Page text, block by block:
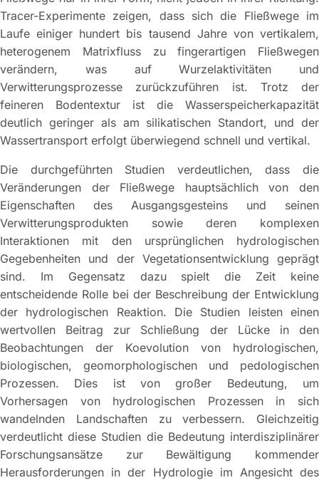
Tracer-Experimente zeigen, dass sich die Fließwege im
Laufe einiger hundert bis tausend Jahre von vertikalem,
heterogenem Matrixfluss zu fingerartigen Fließwegen
verändern, was auf Wurzelaktivitäten und
Verwitterungsprozesse zurückzuführen ist. Trotz der
feineren Bodentextur ist die Wasserspeicherkapazität
deutlich geringer als am silikatischen Standort, und der
Wassertransport erfolgt überwiegend schnell und vertikal.
Die durchgeführten Studien verdeutlichen, dass die
Veränderungen der Fließwege hauptsächlich von den
Eigenschaften des Ausgangsgesteins und seinen
Verwitterungsprodukten sowie deren komplexen
Interaktionen mit den ursprünglichen hydrologischen
Gegebenheiten und der Vegetationsentwicklung geprägt
sind. Im Gegensatz dazu spielt die Zeit keine
entscheidende Rolle bei der Beschreibung der Entwicklung
der hydrologischen Reaktion. Die Studien leisten einen
wertvollen Beitrag zur Schließung der Lücke in den
Beobachtungen der Koevolution von hydrologischen,
biologischen, geomorphologischen und pedologischen
Prozessen. Dies ist von großer Bedeutung, um
Vorhersagen von hydrologischen Prozessen in sich
wandelnden Landschaften zu verbessern. Gleichzeitig
verdeutlicht diese Studien die Bedeutung interdisziplinärer
Forschungsansätze zur Bewältigung kommender
Herausforderungen in der Hydrologie im Angesicht des